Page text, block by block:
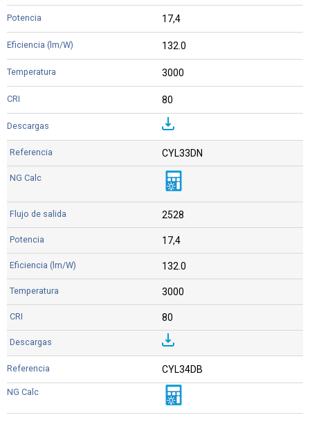
17,4
132.0
3000
80
CYL33DN
2528
17,4
132.0
3000
80
CYL34DB